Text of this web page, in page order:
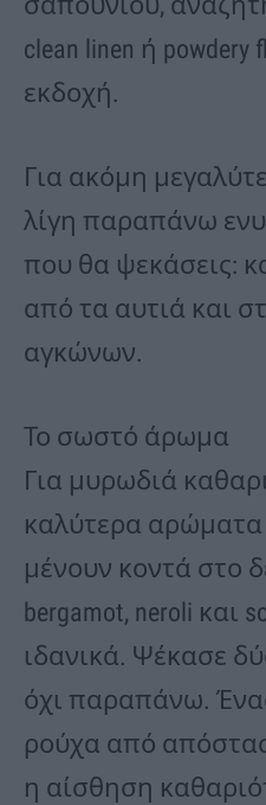
clean linen ή
εκδοχή.
Για ακόμη
λίγη παραπάνω
που θα ψεκάσεις:
από τα αυτιά και
αγκώνων.
Το σωστό άρωμα
Για μυρωδιά
καλύτερα αρώματα
μένουν κοντά στο
bergamot, neroli και
ιδανικά. Ψέκασε
όχι παραπάνω.
ρούχα από
η αίσθηση